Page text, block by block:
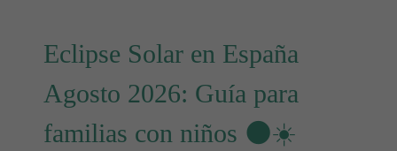
Eclipse Solar en España
Agosto 2026: Guía para
familias con niños 🌑☀️